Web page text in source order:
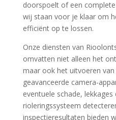
doorspoelt of een
wij staan voor je klaar om
efficiënt op te lossen.
Onze diensten van
omvatten niet alleen het
maar ook het uitvoeren
geavanceerde camera-
eventuele schade,
rioleringssysteem
inspectieresultaten bieden